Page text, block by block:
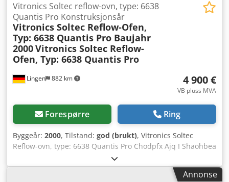
Lingen 882 km
Vitronics Soltec reflow-ovn, type: 6638
Quantis Pro Konstruksjonsår
Vitronics Soltec Reflow-Ofen,
Typ: 6638 Quantis Pro Baujahr
2000Vitronics Soltec Reflow-
Ofen, Typ: 6638 Quantis Pro
4 900 €
VB pluss MVA
Forespørre Ring
Byggeår: 2000, Tilstand: god (brukt), Vitronics Soltec
Reflow-ovn, type: 6638 Quantis Pro Chodpfx Ajq I Shaohbea
Annonse